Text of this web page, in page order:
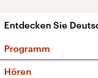
Entdecken Sie
Programm
Hören